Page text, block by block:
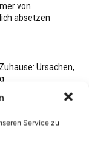
Service zu
von
absetzen
Ursachen,